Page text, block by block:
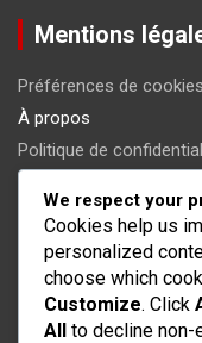
Mentions
Préférences de cookies
À propos
Politique de
Contactez-nous
Catégories
Analyse tactique de la
We respect your
Cookies help us
personalized
choose which
Customize. Click
All to decline